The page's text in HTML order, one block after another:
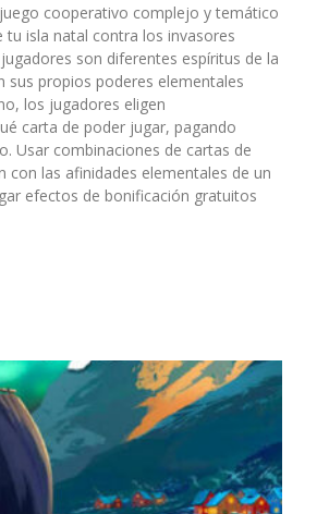
cooperativo complejo y temático
tu isla natal contra los invasores
son diferentes espíritus de la
sus propios poderes elementales
los jugadores eligen
carta de poder jugar, pagando
Usar combinaciones de cartas de
con las afinidades elementales de un
efectos de bonificación gratuitos